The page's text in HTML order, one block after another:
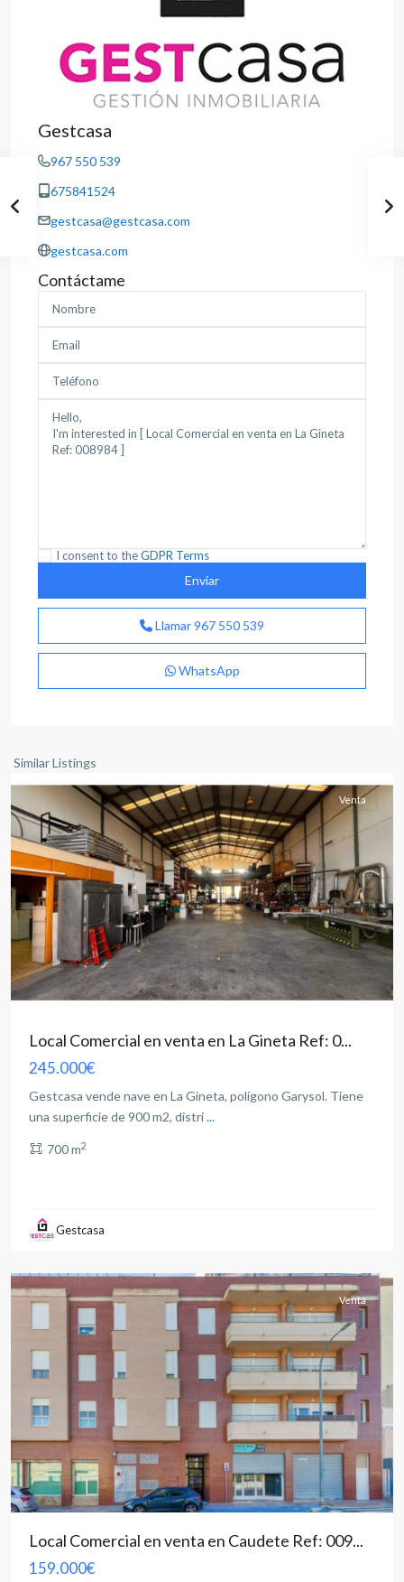
Gestcasa
967 550 539
675841524
gestcasa@gestcasa.com
gestcasa.com
Contáctame
I consent to theGDPR Terms
Llamar967 550 539
WhatsApp
Similar Listings
(Provincia)
Venta
Local Comercial en venta en La Gineta Ref: 0...
245.000€
Gestcasa vende nave en La Gineta, polígono Garysol. Tiene
una superficie de 900 m2, distri...
700 m2
Gestcasa
Albacete
Venta
Local Comercial en venta en Caudete Ref: 009...
159.000€